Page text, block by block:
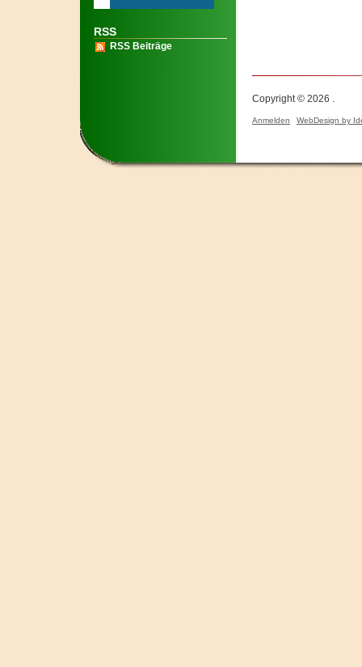
RSS
RSS Beiträge
Copyright © 2026 .
Anmelden WebDesign by